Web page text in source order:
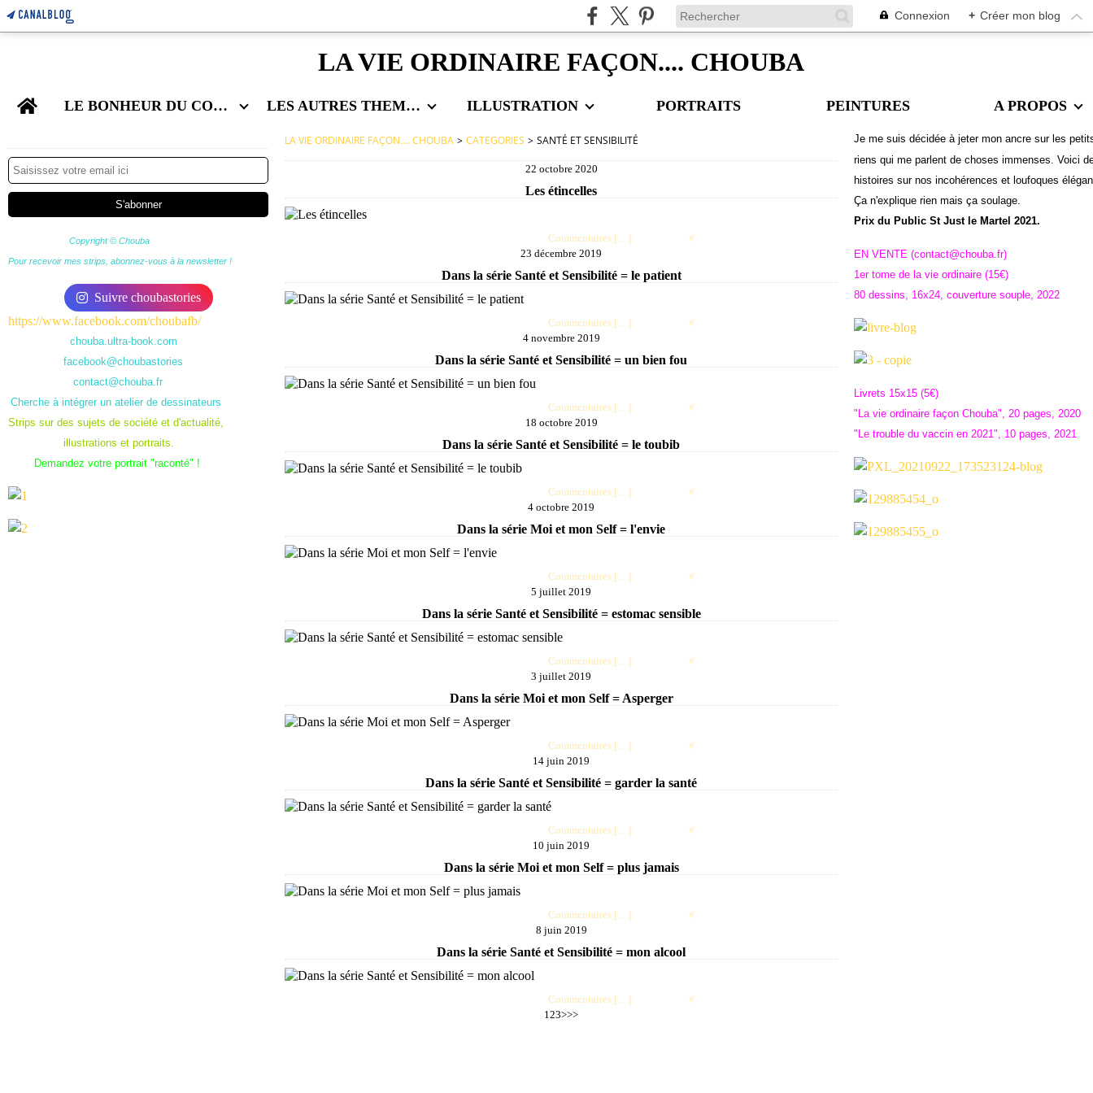
Connexion + Créer mon blog
LA VIE ORDINAIRE FAÇON.... CHOUBA
Home LE BONHEUR DU COUPLE LES AUTRES THEMES ILLUSTRATION PORTRAITS PEINTURES
A PROPOS
Copyright © Chouba
Pour recevoir mes strips, abonnez-vous à la newsletter !
Suivre choubastories
https://www.facebook.com/choubafb/
chouba.ultra-book.com
facebook@choubastories
contact@chouba.fr
Cherche à intégrer un atelier de dessinateurs
Strips sur des sujets de société et d'actualité,
illustrations et portraits.
Demandez votre portrait "raconté" !
LA VIE ORDINAIRE FAÇON.... CHOUBA > CATEGORIES > SANTÉ ET SENSIBILITÉ
22 octobre 2020
Les étincelles
Commentaires […] #
23 décembre 2019
Dans la série Santé et Sensibilité = le patient
Commentaires […] #
4 novembre 2019
Dans la série Santé et Sensibilité = un bien fou
Commentaires […] #
18 octobre 2019
Dans la série Santé et Sensibilité = le toubib
Commentaires […] #
4 octobre 2019
Dans la série Moi et mon Self = l'envie
Commentaires […] #
5 juillet 2019
Dans la série Santé et Sensibilité = estomac sensible
Commentaires […] #
3 juillet 2019
Dans la série Moi et mon Self = Asperger
Commentaires […] #
14 juin 2019
Dans la série Santé et Sensibilité = garder la santé
Commentaires […] #
10 juin 2019
Dans la série Moi et mon Self = plus jamais
Commentaires […] #
8 juin 2019
Dans la série Santé et Sensibilité = mon alcool
Commentaires […] #
123>>>
Je me suis décidée à jeter mon ancre sur les
riens qui me parlent de choses immenses. Voici
histoires sur nos incohérences et loufoques
Ça n'explique rien mais ça soulage.
Prix du Public St Just le Martel 2021.
EN VENTE (contact@chouba.fr)
1er tome de la vie ordinaire (15€)
80 dessins, 16x24, couverture souple, 2022
Livrets 15x15 (5€)
"La vie ordinaire façon Chouba", 20 pages, 2020
"Le trouble du vaccin en 2021", 10 pages, 2021